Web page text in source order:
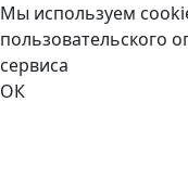
Мы используем
пользовательского
сервиса
ОК